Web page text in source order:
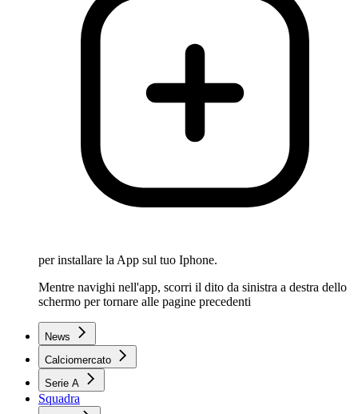
per installare la App sul tuo Iphone.
Mentre navighi nell'app, scorri il dito da sinistra a destra dello
schermo per tornare alle pagine precedenti
News
Calciomercato
Serie A
Squadra